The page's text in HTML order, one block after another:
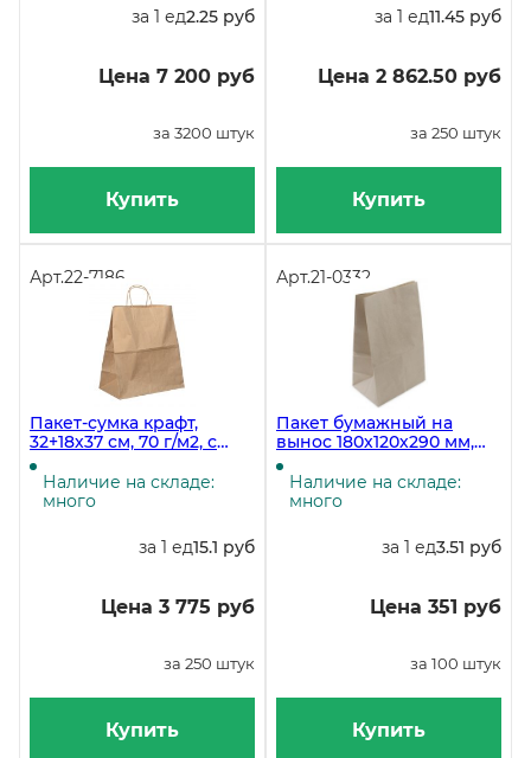
за 1 ед2.25 руб
Цена 7 200 руб
за 3200 штук
Купить
за 1 ед11.45 руб
Цена 2 862.50 руб
за 250 штук
Купить
Арт.22-7186
Пакет-сумка крафт,
32+18х37 см, 70 г/м2, с
кручеными ручками, в
упаковке 250 штук
Наличие на складе:
много
за 1 ед15.1 руб
Цена 3 775 руб
за 250 штук
Купить
Арт.21-0332
Пакет бумажный на
вынос 180х120х290 мм,
коричневый, 100 штук, 9
упаковок
Наличие на складе:
много
за 1 ед3.51 руб
Цена 351 руб
за 100 штук
Купить